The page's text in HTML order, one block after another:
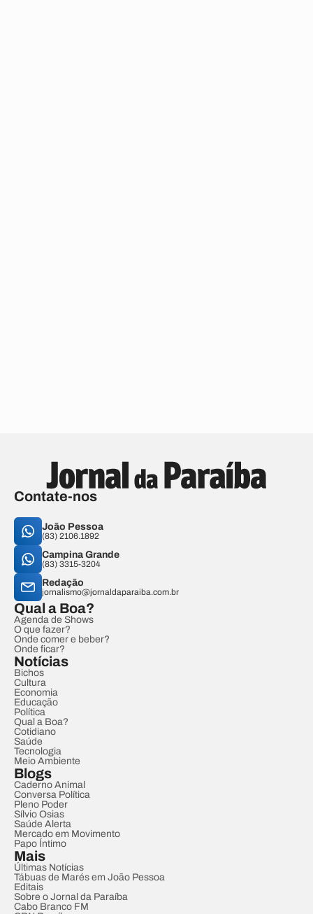
Contate-nos
João Pessoa
(83) 2106.1892
Campina Grande
(83) 3315-3204
Redação
jornalismo@jornaldaparaiba.com.br
Qual a Boa?
Agenda de Shows
O que fazer?
Onde comer e beber?
Onde ficar?
Notícias
Bichos
Cultura
Economia
Educação
Política
Qual a Boa?
Cotidiano
Saúde
Tecnologia
Meio Ambiente
Blogs
Caderno Animal
Conversa Política
Pleno Poder
Sílvio Osias
Saúde Alerta
Mercado em Movimento
Papo Íntimo
Mais
Últimas Notícias
Tábuas de Marés em João Pessoa
Editais
Sobre o Jornal da Paraíba
Cabo Branco FM